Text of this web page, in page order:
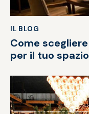
IL BLOG
Come
per il tuo